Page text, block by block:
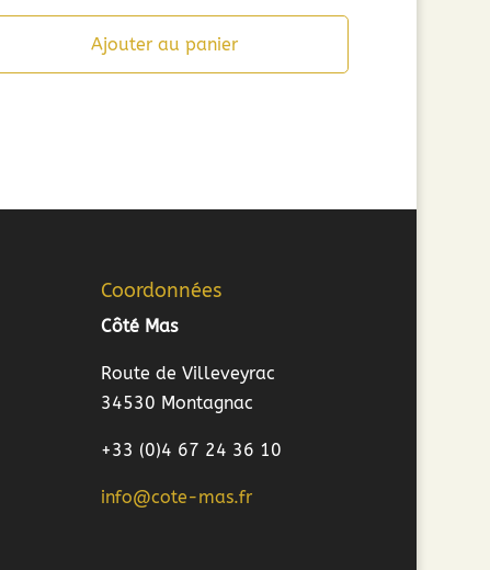
Ajouter au panier
Coordonnées
Côté Mas
Route de Villeveyrac
34530 Montagnac
+33 (0)4 67 24 36 10
info@cote-mas.fr